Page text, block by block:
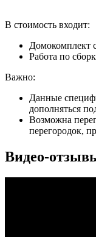
В стоимость входит:
Домокомплект
Работа по
Важно:
Данные
дополняться
Возможна
перегородок,
Видео-